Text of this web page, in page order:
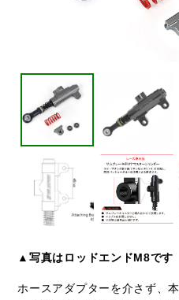
▲写真はロッドエンドM8です
ホースアダプターを介さず、